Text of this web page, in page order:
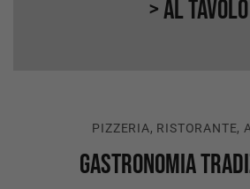
> Al Tavolo
PIZZERIA, RISTORANTE,
Gastronomia